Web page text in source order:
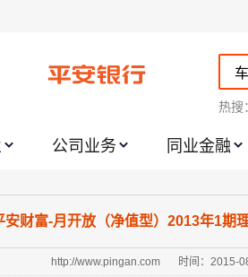
协议书》的公告
热搜：
公司业务 同业金融
安财富-月开放（净值型）2013年1期
http://www.pingan.com 时间：2015-